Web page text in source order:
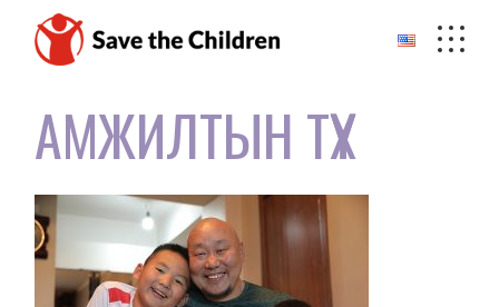
content
АМЖИЛТЫН ТҮҮХ